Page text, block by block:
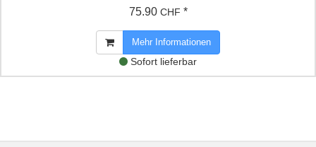
75.90 CHF *
Mehr Informationen
Sofort lieferbar